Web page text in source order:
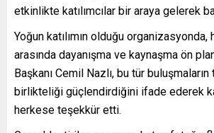
etkinlikte katılımcılar bir araya gelerek
Yoğun katılımın olduğu
arasında dayanışma ve kaynaşma ön
Başkanı Cemil Nazlı, bu tür
birlikteliği güçlendirdiğini ifade ederek
herkese teşekkür etti.